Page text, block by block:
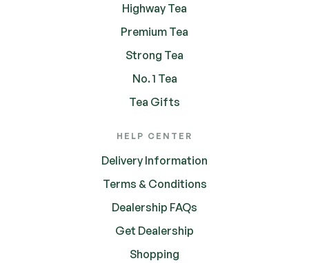
Highway Tea
Premium Tea
Strong Tea
No. 1 Tea
Tea Gifts
HELP CENTER
Delivery Information
Terms & Conditions
Dealership FAQs
Get Dealership
Shopping